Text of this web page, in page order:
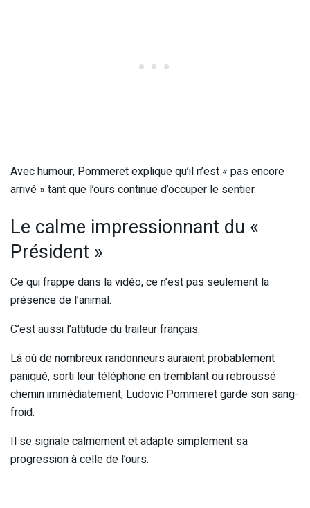
Avec humour, Pommeret explique qu’il n’est « pas encore
arrivé » tant que l’ours continue d’occuper le sentier.
Le calme impressionnant du «
Président »
Ce qui frappe dans la vidéo, ce n’est pas seulement la
présence de l’animal.
C’est aussi l’attitude du traileur français.
Là où de nombreux randonneurs auraient probablement
paniqué, sorti leur téléphone en tremblant ou rebroussé
chemin immédiatement, Ludovic Pommeret garde son sang-
froid.
Il se signale calmement et adapte simplement sa
progression à celle de l’ours.